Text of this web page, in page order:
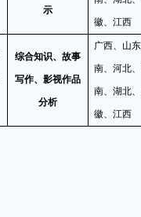
示
徽、江西
综合知识、故事
写作、影视作品
分析
广西、山
南、河北
南、湖北
徽、江西